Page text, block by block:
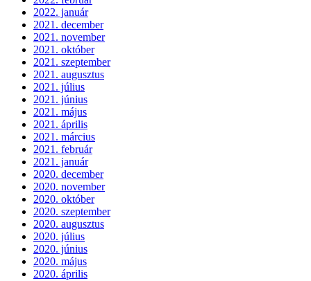
2022. január
2021. december
2021. november
2021. október
2021. szeptember
2021. augusztus
2021. július
2021. június
2021. május
2021. április
2021. március
2021. február
2021. január
2020. december
2020. november
2020. október
2020. szeptember
2020. augusztus
2020. július
2020. június
2020. május
2020. április